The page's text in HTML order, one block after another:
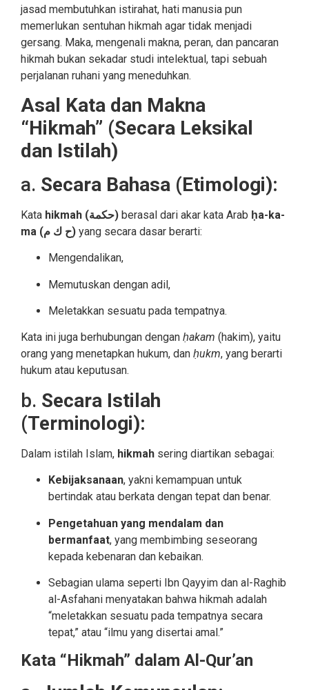
jasad membutuhkan istirahat, hati manusia pun
memerlukan sentuhan hikmah agar tidak menjadi
gersang. Maka, mengenali makna, peran, dan pancaran
hikmah bukan sekadar studi intelektual, tapi sebuah
perjalanan ruhani yang meneduhkan.
Asal Kata dan Makna
“Hikmah” (Secara Leksikal
dan Istilah)
a. Secara Bahasa (Etimologi):
Kata hikmah (حكمة) berasal dari akar kata Arab ḥa-ka-
ma (ح ك م) yang secara dasar berarti:
Mengendalikan,
Memutuskan dengan adil,
Meletakkan sesuatu pada tempatnya.
Kata ini juga berhubungan dengan ḥakam (hakim), yaitu
orang yang menetapkan hukum, dan ḥukm, yang berarti
hukum atau keputusan.
b. Secara Istilah
(Terminologi):
Dalam istilah Islam, hikmah sering diartikan sebagai:
Kebijaksanaan, yakni kemampuan untuk
bertindak atau berkata dengan tepat dan benar.
Pengetahuan yang mendalam dan
bermanfaat, yang membimbing seseorang
kepada kebenaran dan kebaikan.
Sebagian ulama seperti Ibn Qayyim dan al-Raghib
al-Asfahani menyatakan bahwa hikmah adalah
“meletakkan sesuatu pada tempatnya secara
tepat,” atau “ilmu yang disertai amal.”
Kata “Hikmah” dalam Al-Qur’an